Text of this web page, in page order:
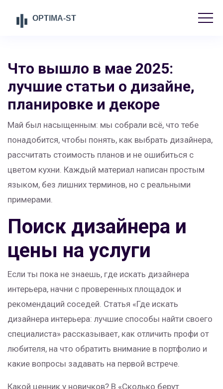
Что вышло в мае 2025:
лучшие статьи о дизайне,
планировке и декоре
Май был насыщенным: мы собрали всё, что тебе
понадобится, чтобы понять, как выбрать дизайнера,
рассчитать стоимость планов и не ошибиться с
цветом кухни. Каждый материал написан простым
языком, без лишних терминов, но с реальными
примерами.
Поиск дизайнера и
цены на услуги
Если ты пока не знаешь, где искать дизайнера
интерьера, начни с проверенных площадок и
рекомендаций соседей. Статья «Где искать
дизайнера интерьера: лучшие способы найти своего
специалиста» рассказывает, как отличить профи от
любителя, на что обратить внимание в портфолио и
какие вопросы задавать на первой встрече.
Какой ценник у новичков? В «Сколько берут